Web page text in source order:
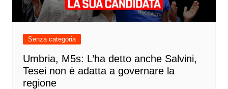
Senza categoria
Umbria, M5s: L’ha detto anche Salvini,
Tesei non è adatta a governare la
regione